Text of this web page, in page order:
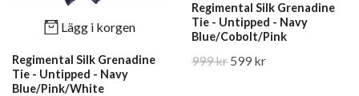
Lägg i korgen
Regimental Silk Grenadine
Tie - Untipped - Navy
Blue/Pink/White
Regimental Silk Grenadine
Tie - Untipped - Navy
Blue/Cobolt/Pink
999 kr 599 kr